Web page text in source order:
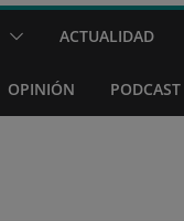
ACTUALIDAD
OPINIÓN PODCAST